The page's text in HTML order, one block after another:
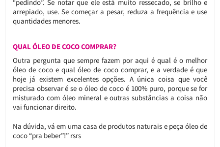
“pedindo”. Se notar que ele está muito ressecado, se brilho e
arrepiado, use. Se começar a pesar, reduza a frequência e use
quantidades menores.
QUAL ÓLEO DE COCO COMPRAR?
Outra pergunta que sempre fazem por aqui é qual é o melhor
óleo de coco e qual óleo de coco comprar, e a verdade é que
hoje já existem excelentes opções. A única coisa que você
precisa observar é se o óleo de coco é 100% puro, porque se for
misturado com óleo mineral e outras substâncias a coisa não
vai funcionar direito.
Na dúvida, vá em uma casa de produtos naturais e peça óleo de
coco “pra beber”!” rsrs